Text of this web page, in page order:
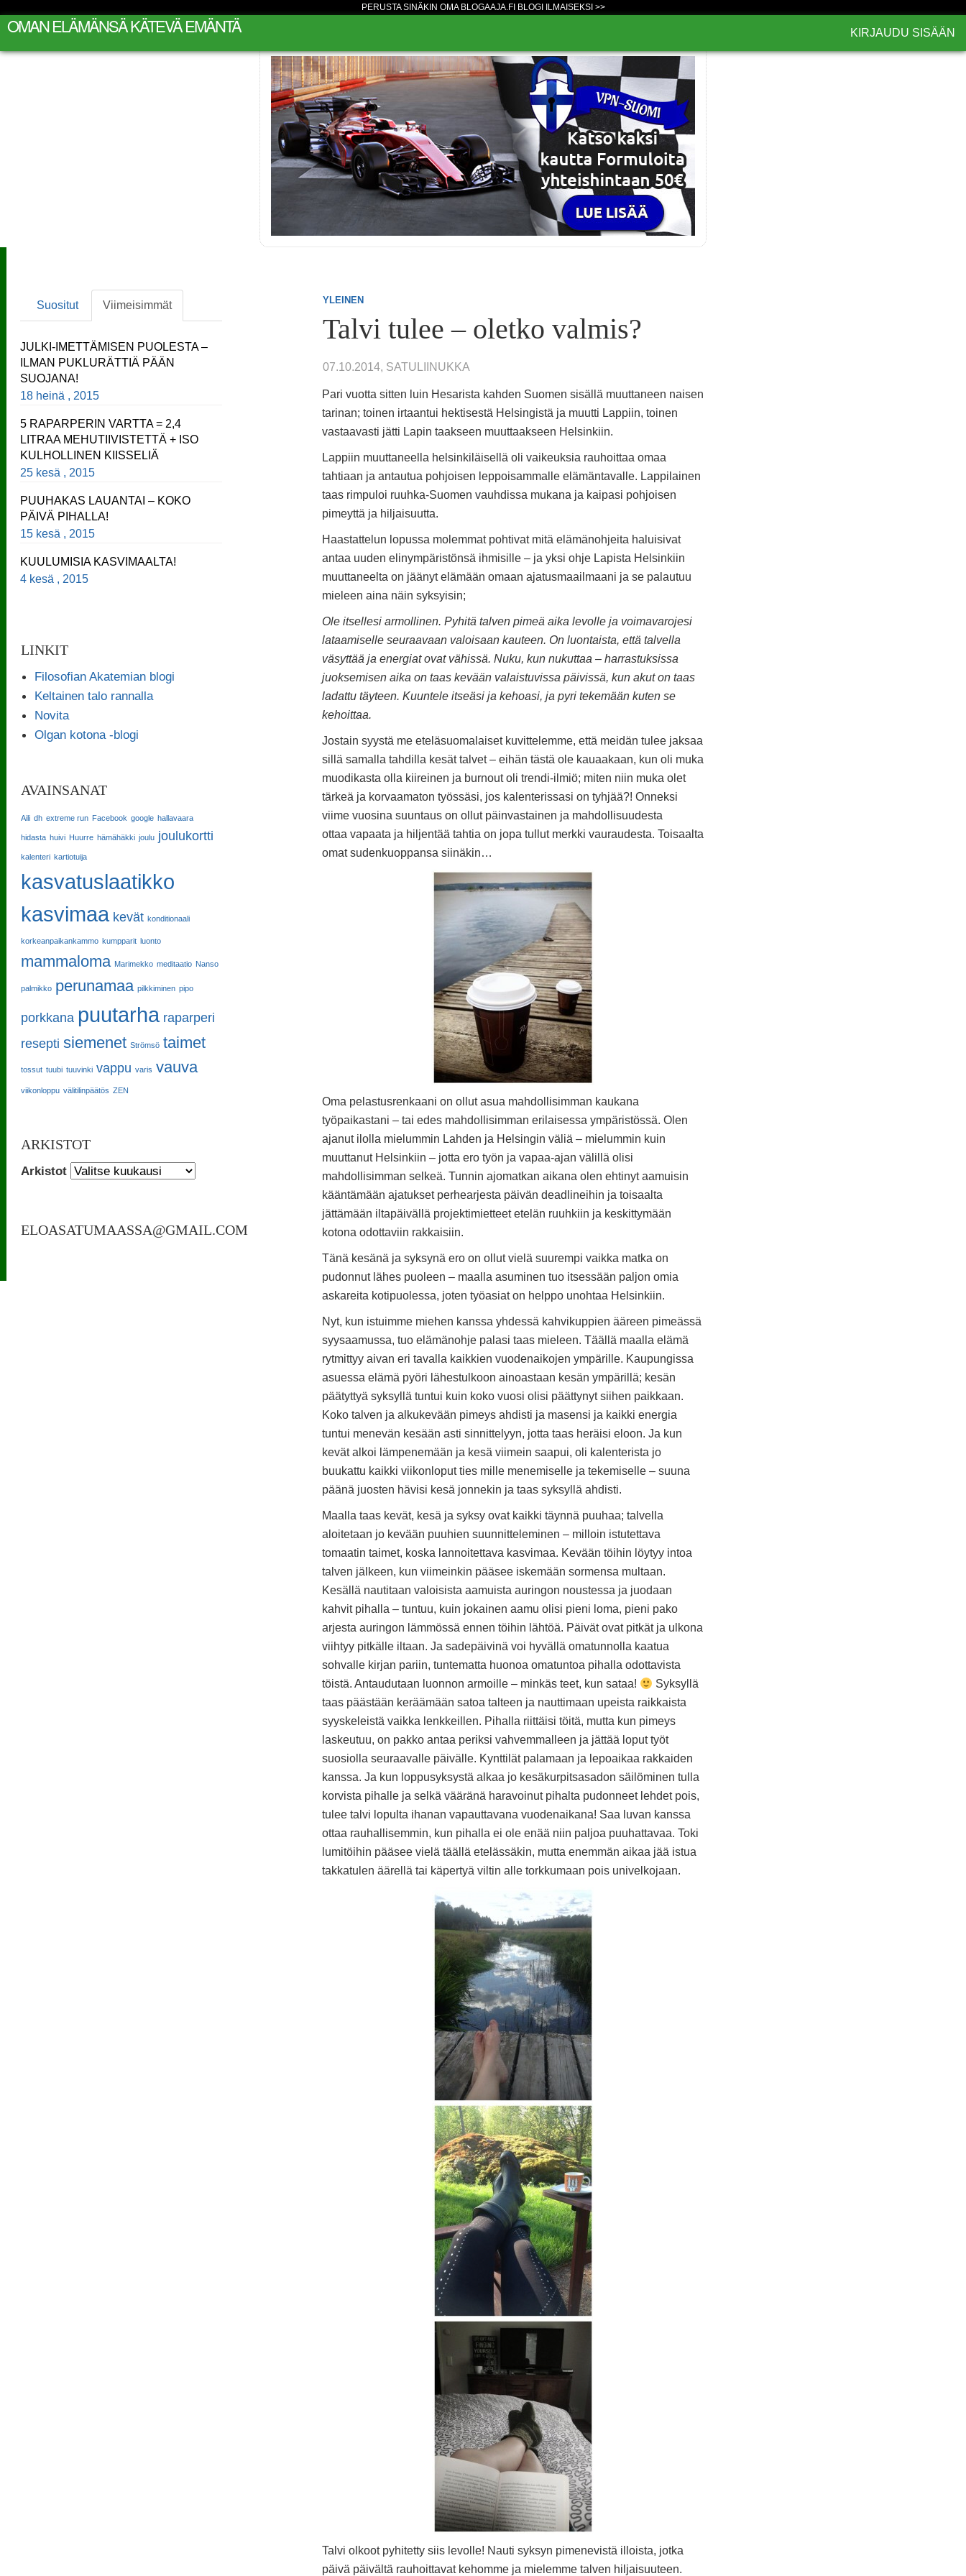
PERUSTA SINÄKIN OMA BLOGAAJA.FI BLOGI ILMAISEKSI >>
OMAN ELÄMÄNSÄ KÄTEVÄ EMÄNTÄ KIRJAUDU SISÄÄN
YLEINEN
Talvi tulee – oletko valmis?
07.10.2014, SATULIINUKKA
Pari vuotta sitten luin Hesarista kahden Suomen sisällä muuttaneen naisen
tarinan; toinen irtaantui hektisestä Helsingistä ja muutti Lappiin, toinen
vastaavasti jätti Lapin taakseen muuttaakseen Helsinkiin.
Lappiin muuttaneella helsinkiläisellä oli vaikeuksia rauhoittaa omaa
tahtiaan ja antautua pohjoisen leppoisammalle elämäntavalle. Lappilainen
taas rimpuloi ruuhka-Suomen vauhdissa mukana ja kaipasi pohjoisen
pimeyttä ja hiljaisuutta.
Haastattelun lopussa molemmat pohtivat mitä elämänohjeita haluisivat
antaa uuden elinympäristönsä ihmisille – ja yksi ohje Lapista Helsinkiin
muuttaneelta on jäänyt elämään omaan ajatusmaailmaani ja se palautuu
mieleen aina näin syksyisin;
Ole itsellesi armollinen. Pyhitä talven pimeä aika levolle ja voimavarojesi
lataamiselle seuraavaan valoisaan kauteen. On luontaista, että talvella
väsyttää ja energiat ovat vähissä. Nuku, kun nukuttaa – harrastuksissa
juoksemisen aika on taas kevään valaistuvissa päivissä, kun akut on taas
ladattu täyteen. Kuuntele itseäsi ja kehoasi, ja pyri tekemään kuten se
kehoittaa.
Jostain syystä me eteläsuomalaiset kuvittelemme, että meidän tulee jaksaa
sillä samalla tahdilla kesät talvet – eihän tästä ole kauaakaan, kun oli muka
muodikasta olla kiireinen ja burnout oli trendi-ilmiö; miten niin muka olet
tärkeä ja korvaamaton työssäsi, jos kalenterissasi on tyhjää?! Onneksi
viime vuosina suuntaus on ollut päinvastainen ja mahdollisuudesta
ottaa vapaata ja hiljentää tahtia on jopa tullut merkki vauraudesta. Toisaalta
omat sudenkuoppansa siinäkin…
Oma pelastusrenkaani on ollut asua mahdollisimman kaukana
työpaikastani – tai edes mahdollisimman erilaisessa ympäristössä. Olen
ajanut ilolla mielummin Lahden ja Helsingin väliä – mielummin kuin
muuttanut Helsinkiin – jotta ero työn ja vapaa-ajan välillä olisi
mahdollisimman selkeä. Tunnin ajomatkan aikana olen ehtinyt aamuisin
kääntämään ajatukset perhearjesta päivän deadlineihin ja toisaalta
jättämään iltapäivällä projektimietteet etelän ruuhkiin ja keskittymään
kotona odottaviin rakkaisiin.
Tänä kesänä ja syksynä ero on ollut vielä suurempi vaikka matka on
pudonnut lähes puoleen – maalla asuminen tuo itsessään paljon omia
askareita kotipuolessa, joten työasiat on helppo unohtaa Helsinkiin.
Nyt, kun istuimme miehen kanssa yhdessä kahvikuppien ääreen pimeässä
syysaamussa, tuo elämänohje palasi taas mieleen. Täällä maalla elämä
rytmittyy aivan eri tavalla kaikkien vuodenaikojen ympärille. Kaupungissa
asuessa elämä pyöri lähestulkoon ainoastaan kesän ympärillä; kesän
päätyttyä syksyllä tuntui kuin koko vuosi olisi päättynyt siihen paikkaan.
Koko talven ja alkukevään pimeys ahdisti ja masensi ja kaikki energia
tuntui menevän kesään asti sinnittelyyn, jotta taas heräisi eloon. Ja kun
kevät alkoi lämpenemään ja kesä viimein saapui, oli kalenterista jo
buukattu kaikki viikonloput ties mille menemiselle ja tekemiselle – suuna
päänä juosten hävisi kesä jonnekin ja taas syksyllä ahdisti.
Maalla taas kevät, kesä ja syksy ovat kaikki täynnä puuhaa; talvella
aloitetaan jo kevään puuhien suunnitteleminen – milloin istutettava
tomaatin taimet, koska lannoitettava kasvimaa. Kevään töihin löytyy intoa
talven jälkeen, kun viimeinkin pääsee iskemään sormensa multaan.
Kesällä nautitaan valoisista aamuista auringon noustessa ja juodaan
kahvit pihalla – tuntuu, kuin jokainen aamu olisi pieni loma, pieni pako
arjesta auringon lämmössä ennen töihin lähtöä. Päivät ovat pitkät ja ulkona
viihtyy pitkälle iltaan. Ja sadepäivinä voi hyvällä omatunnolla kaatua
sohvalle kirjan pariin, tuntematta huonoa omatuntoa pihalla odottavista
töistä. Antaudutaan luonnon armoille – minkäs teet, kun sataa!
Syksyllä
taas päästään keräämään satoa talteen ja nauttimaan upeista raikkaista
syyskeleistä vaikka lenkkeillen. Pihalla riittäisi töitä, mutta kun pimeys
laskeutuu, on pakko antaa periksi vahvemmalleen ja jättää loput työt
suosiolla seuraavalle päivälle. Kynttilät palamaan ja lepoaikaa rakkaiden
kanssa. Ja kun loppusyksystä alkaa jo kesäkurpitsasadon säilöminen tulla
korvista pihalle ja selkä vääränä haravoinut pihalta pudonneet lehdet pois,
tulee talvi lopulta ihanan vapauttavana vuodenaikana! Saa luvan kanssa
ottaa rauhallisemmin, kun pihalla ei ole enää niin paljoa puuhattavaa. Toki
lumitöihin pääsee vielä täällä etelässäkin, mutta enemmän aikaa jää istua
takkatulen äärellä tai käpertyä viltin alle torkkumaan pois univelkojaan.
Talvi olkoot pyhitetty siis levolle! Nauti syksyn pimenevistä illoista, jotka
päivä päivältä rauhoittavat kehomme ja mielemme talven hiljaisuuteen.
Suositut Viimeisimmät
JULKI-IMETTÄMISEN PUOLESTA –
ILMAN PUKLURÄTTIÄ PÄÄN
SUOJANA!
18 heinä , 2015
5 RAPARPERIN VARTTA = 2,4
LITRAA MEHUTIIVISTETTÄ + ISO
KULHOLLINEN KIISSELIÄ
25 kesä , 2015
PUUHAKAS LAUANTAI – KOKO
PÄIVÄ PIHALLA!
15 kesä , 2015
KUULUMISIA KASVIMAALTA!
4 kesä , 2015
LINKIT
Filosofian Akatemian blogi
Keltainen talo rannalla
Novita
Olgan kotona -blogi
AVAINSANAT
Aili dh extreme run Facebook google hallavaara
hidasta huivi Huurre hämähäkki joulu joulukortti
kalenteri kartiotuija
kasvatuslaatikko
kasvimaa kevät konditionaali
korkeanpaikankammo kumpparit luonto
mammaloma Marimekko meditaatio Nanso
palmikko perunamaa pilkkiminen pipo
porkkana puutarha raparperi
resepti siemenet Strömsö taimet
tossut tuubi tuuvinki vappu varis vauva
viikonloppu välitilinpäätös ZEN
ARKISTOT
Arkistot
ELOASATUMAASSA@GMAIL.COM